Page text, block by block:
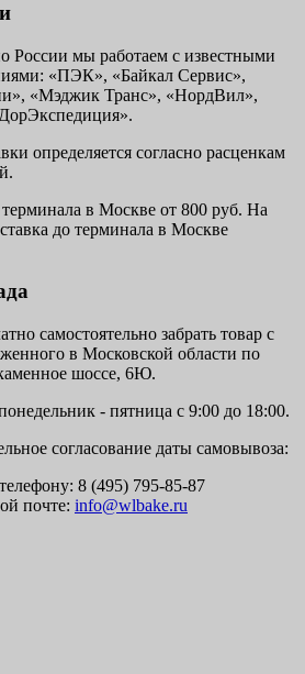
России мы работаем с известными
«ПЭК», «Байкал Сервис»,
«Мэджик Транс», «НордВил»,
определяется согласно расценкам
в Москве от 800 руб. На
до терминала в Москве
самостоятельно забрать товар с
в Московской области по
шоссе, 6Ю.
- пятница с 9:00 до 18:00.
согласование даты самовывоза:
8 (495) 795-85-87
почте: info@wlbake.ru